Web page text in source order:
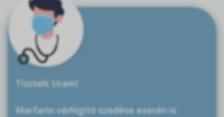
Tisztelt Uram!
Marfarin vérhígító szedése esetén is